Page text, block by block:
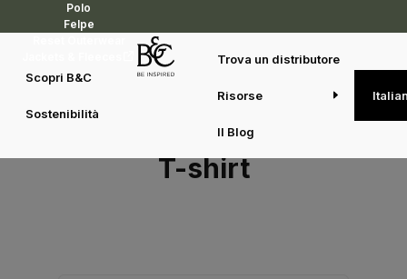
Polo
Felpe
Scopri B&C
Sostenibilità
Trova un distributore
Risorse
Il Blog
T-shirt